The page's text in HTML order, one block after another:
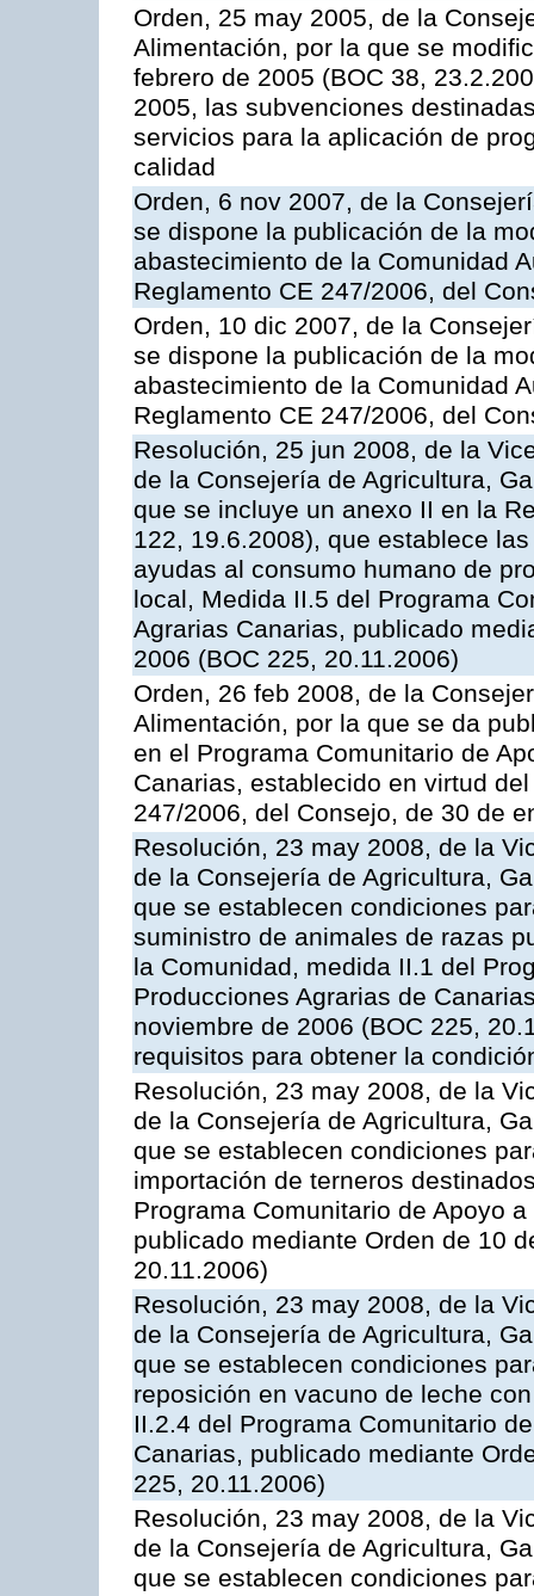
Orden, 25 may 2005, de la
Alimentación, por la que se
febrero de 2005 (BOC 38,
2005, las subvenciones
servicios para la aplicación de
calidad
Orden, 6 nov 2007, de la
se dispone la publicación de la
abastecimiento de la Comunidad
Reglamento CE 247/2006, del
Orden, 10 dic 2007, de la
se dispone la publicación de la
abastecimiento de la Comunidad
Reglamento CE 247/2006, del
Resolución, 25 jun 2008, de la
de la Consejería de Agricultura,
que se incluye un anexo II en la
122, 19.6.2008), que establece
ayudas al consumo humano de
local, Medida II.5 del Programa
Agrarias Canarias, publicado
2006 (BOC 225, 20.11.2006)
Orden, 26 feb 2008, de la
Alimentación, por la que se da
en el Programa Comunitario de
Canarias, establecido en virtud
247/2006, del Consejo, de 30 de
Resolución, 23 may 2008, de la
de la Consejería de Agricultura,
que se establecen condiciones
suministro de animales de razas
la Comunidad, medida II.1 del
Producciones Agrarias de
noviembre de 2006 (BOC 225,
requisitos para obtener la
Resolución, 23 may 2008, de la
de la Consejería de Agricultura,
que se establecen condiciones
importación de terneros
Programa Comunitario de Apoyo
publicado mediante Orden de 10
20.11.2006)
Resolución, 23 may 2008, de la
de la Consejería de Agricultura,
que se establecen condiciones
reposición en vacuno de leche
II.2.4 del Programa Comunitario
Canarias, publicado mediante
225, 20.11.2006)
Resolución, 23 may 2008, de la
de la Consejería de Agricultura,
que se establecen condiciones